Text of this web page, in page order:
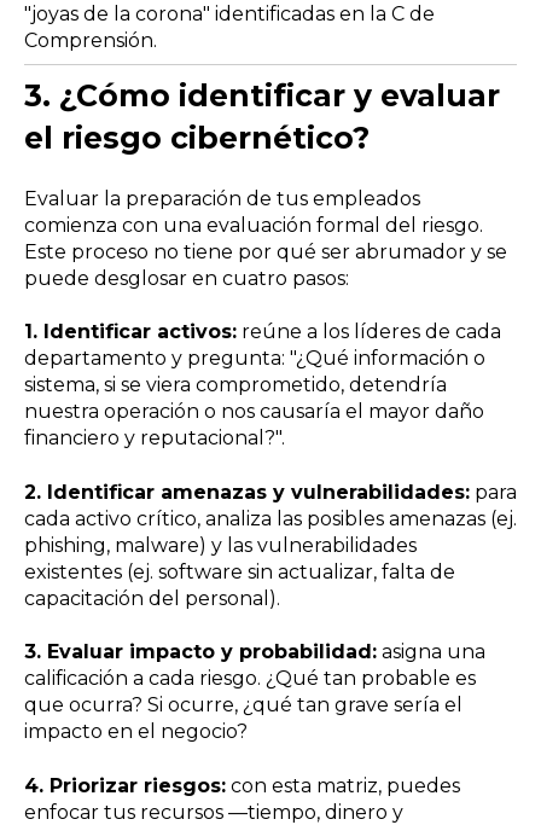
"joyas de la corona" identificadas en la C de
Comprensión.
3. ¿Cómo identificar y evaluar
el riesgo cibernético?
Evaluar la preparación de tus empleados
comienza con una evaluación formal del riesgo.
Este proceso no tiene por qué ser abrumador y se
puede desglosar en cuatro pasos:
1. Identificar activos: reúne a los líderes de cada
departamento y pregunta: "¿Qué información o
sistema, si se viera comprometido, detendría
nuestra operación o nos causaría el mayor daño
financiero y reputacional?".
2. Identificar amenazas y vulnerabilidades: para
cada activo crítico, analiza las posibles amenazas (ej.
phishing, malware) y las vulnerabilidades
existentes (ej. software sin actualizar, falta de
capacitación del personal).
3. Evaluar impacto y probabilidad: asigna una
calificación a cada riesgo. ¿Qué tan probable es
que ocurra? Si ocurre, ¿qué tan grave sería el
impacto en el negocio?
4. Priorizar riesgos: con esta matriz, puedes
enfocar tus recursos —tiempo, dinero y